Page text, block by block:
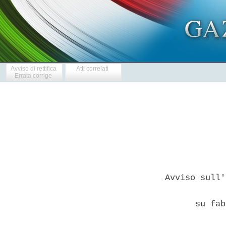
Avviso di rettifica
Errata corrige
Atti correlati
Avviso
su